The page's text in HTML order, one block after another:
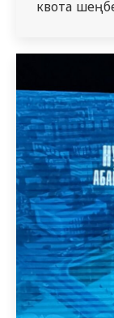
квота
сақтау
өтетін,
өткен